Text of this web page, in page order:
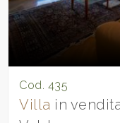
Cod. 435
Villa in